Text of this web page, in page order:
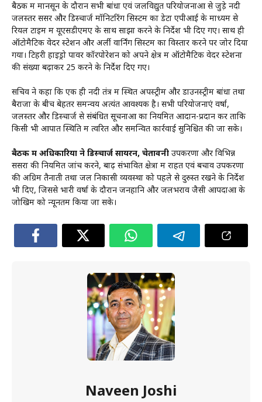
बैठक में मानसून के दौरान सभी बांधों एवं जलविद्युत परियोजनाओं से जुड़े नदी
जलस्तर सेंसर और डिस्चार्ज मॉनिटरिंग सिस्टम का डेटा एपीआई के माध्यम से
रियल टाइम में यूएसडीएमए के साथ साझा करने के निर्देश भी दिए गए। साथ ही
ऑटोमैटिक वेदर स्टेशन और अर्ली वार्निंग सिस्टम का विस्तार करने पर जोर दिया
गया। टिहरी हाइड्रो पावर कॉरपोरेशन को अपने क्षेत्र में ऑटोमैटिक वेदर स्टेशनों
की संख्या बढ़ाकर 25 करने के निर्देश दिए गए।
सचिव ने कहा कि एक ही नदी तंत्र में स्थित अपस्ट्रीम और डाउनस्ट्रीम बांधों तथा
बैराजों के बीच बेहतर समन्वय अत्यंत आवश्यक है। सभी परियोजनाएं वर्षा,
जलस्तर और डिस्चार्ज से संबंधित सूचनाओं का नियमित आदान-प्रदान करें ताकि
किसी भी आपात स्थिति में त्वरित और समन्वित कार्रवाई सुनिश्चित की जा सके।
बैठक में अधिकारियों ने डिस्चार्ज सायरन, चेतावनी उपकरणों और विभिन्न
सेंसरों की नियमित जांच करने, बाढ़ संभावित क्षेत्रों में राहत एवं बचाव उपकरणों
की अग्रिम तैनाती तथा जल निकासी व्यवस्था को पहले से दुरुस्त रखने के निर्देश
भी दिए, जिससे भारी वर्षा के दौरान जनहानि और जलभराव जैसी आपदाओं के
जोखिम को न्यूनतम किया जा सके।
Naveen Joshi